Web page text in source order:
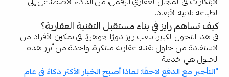
الطباعة ثلاثية الأبعاد.
كيف تساهم رايز في بناء مستقبل التقنية العقارية؟
في هذا التحول الكبير، تلعب رايز دورًا جوهريًا في تمكين الأفراد من
الاستفادة من حلول تقنية عقارية مبتكرة. واحدة من أبرز هذه
الحلول هي خدمة
"التأجير مع الدفع لاحقًا: لماذا أصبح الخيار الأكثر ذكاءً في عام